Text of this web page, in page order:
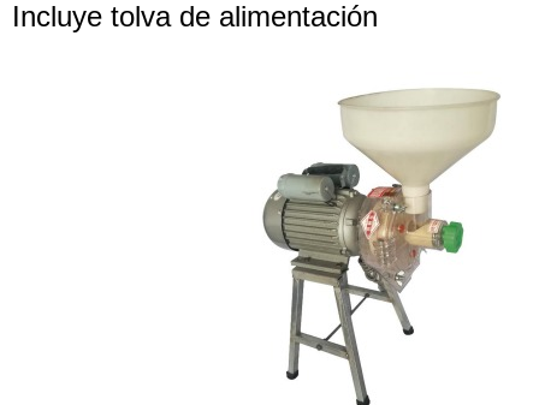
Incluye tolva de alimentación